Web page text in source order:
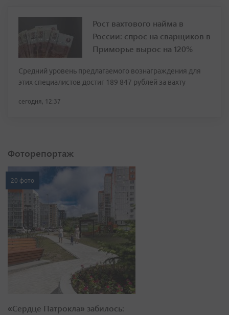
Рост вахтового найма в
России: спрос на сварщиков в
Приморье вырос на 120%
Средний уровень предлагаемого вознаграждения для
этих специалистов достиг 189 847 рублей за вахту
сегодня, 12:37
Фоторепортаж
20 фото
«Сердце Патрокла» забилось: